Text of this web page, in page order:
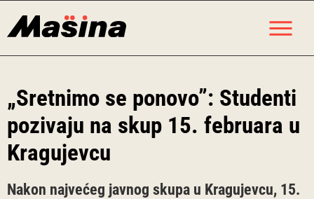
„Sretnimo se ponovo”: Studenti
pozivaju na skup 15. februara u
Kragujevcu
Nakon najvećeg javnog skupa u Kragujevcu, 15.